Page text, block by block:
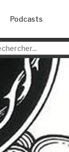
Podcasts